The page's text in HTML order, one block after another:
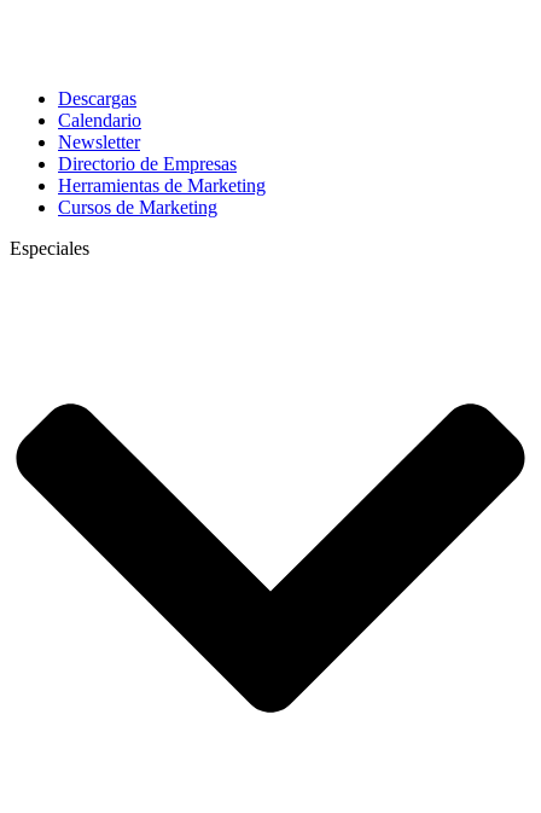
Descargas
Calendario
Newsletter
Directorio de Empresas
Herramientas de Marketing
Cursos de Marketing
Especiales